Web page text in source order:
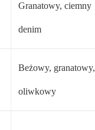
Granatowy, ciemny
denim
Beżowy, granatowy,
oliwkowy